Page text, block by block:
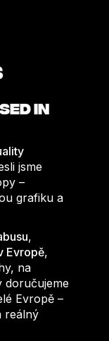
IN
jsme
–
grafiku a
,
Evropě,
na
doručujeme
Evropě –
reálný